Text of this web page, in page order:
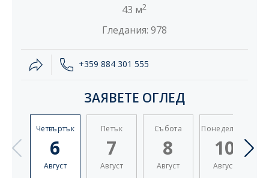
43 м2
Гледания: 978
+359 884 301 555
ЗАЯВЕТЕ ОГЛЕД
Четвъртък
6
Август
Петък
7
Август
Събота
8
Август
Понеделник
10
Август